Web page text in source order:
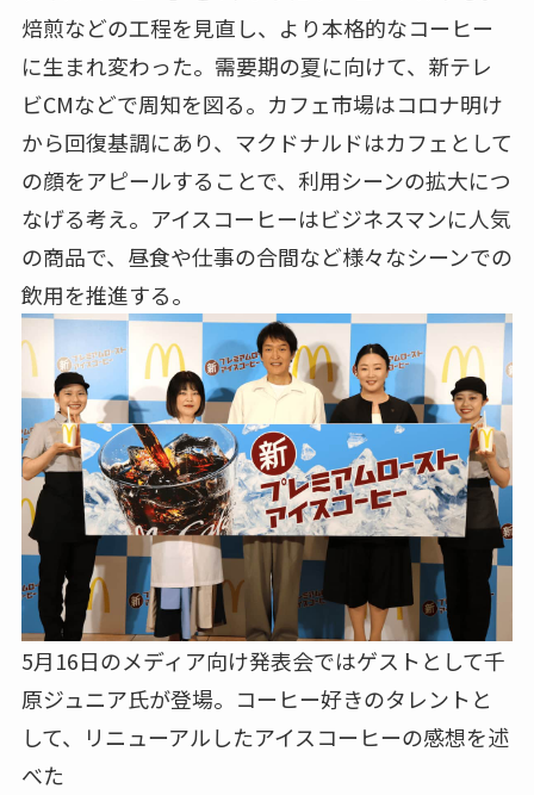
焙煎などの工程を見直し、より本格的なコーヒー
に生まれ変わった。需要期の夏に向けて、新テレ
ビCMなどで周知を図る。カフェ市場はコロナ明け
から回復基調にあり、マクドナルドはカフェとして
の顔をアピールすることで、利用シーンの拡大につ
なげる考え。アイスコーヒーはビジネスマンに人気
の商品で、昼食や仕事の合間など様々なシーンでの
飲用を推進する。
5月16日のメディア向け発表会ではゲストとして千
原ジュニア氏が登場。コーヒー好きのタレントと
して、リニューアルしたアイスコーヒーの感想を述
べた